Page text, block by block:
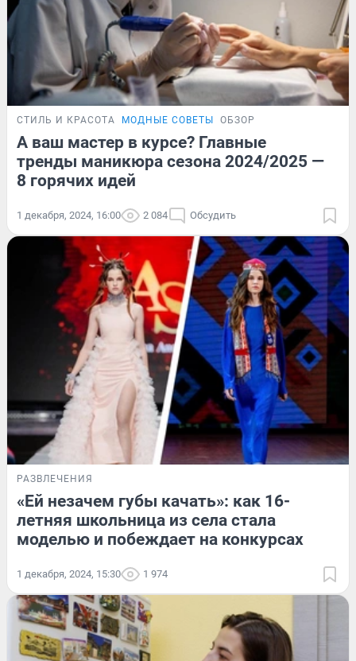
СТИЛЬ И КРАСОТА МОДНЫЕ СОВЕТЫ ОБЗОР
А ваш мастер в курсе? Главные
тренды маникюра сезона 2024/2025 —
8 горячих идей
1 декабря, 2024, 16:00 2 084 Обсудить
РАЗВЛЕЧЕНИЯ
«Ей незачем губы качать»: как 16-
летняя школьница из села стала
моделью и побеждает на конкурсах
1 декабря, 2024, 15:30 1 974